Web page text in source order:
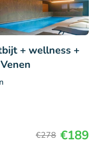
+ wellness +
€278 €189